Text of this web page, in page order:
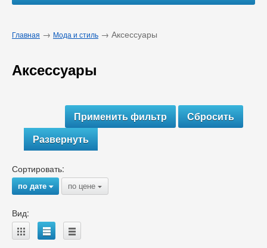
Главная → Мода и стиль → Аксессуары
Аксессуары
Развернуть
Сортировать:
по дате{ по цене {
Вид:
A B C